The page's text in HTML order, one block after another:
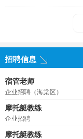
招聘信息
宿管老师
企业招聘（海棠区）
摩托艇教练
企业招聘
摩托艇教练